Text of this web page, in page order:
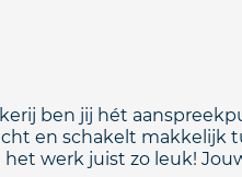
ben jij hét
en schakelt makkelijk
werk juist zo leuk!